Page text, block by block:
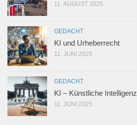
11. AUGUST 2025
GEDACHT
KI und Urheberrecht
11. JUNI 2025
GEDACHT
KI – Künstliche Intelligenz
11. JUNI 2025